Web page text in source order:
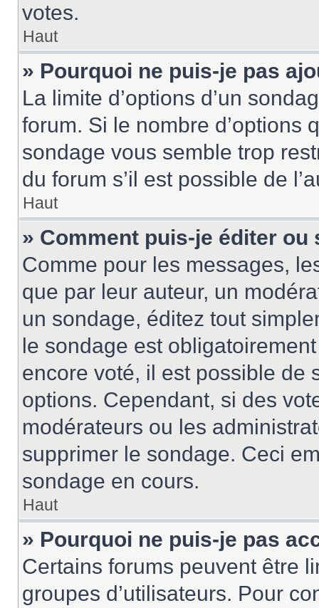
votes.
Haut
» Pourquoi ne puis-je pas
La limite d’options d’un
forum. Si le nombre d’options
sondage vous semble trop
du forum s’il est possible de
Haut
» Comment puis-je éditer
Comme pour les messages,
que par leur auteur, un
un sondage, éditez tout
le sondage est
encore voté, il est possible de
options. Cependant, si des
modérateurs ou les
supprimer le sondage. Ceci
sondage en cours.
Haut
» Pourquoi ne puis-je pas
Certains forums peuvent être
groupes d’utilisateurs. Pour